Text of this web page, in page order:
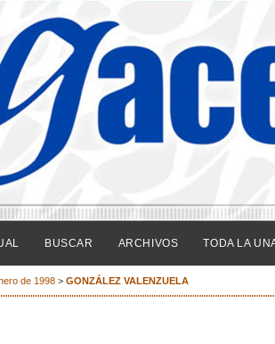
BUSCAR ARCHIVOS TODA LA
de 1998 > GONZÁLEZ VALENZUELA